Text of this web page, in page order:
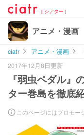
[ シアター ]
アニメ・漫画
ciatr アニメ・漫画
2017年12月8日更新
『弱虫ペダル』
ター巻島を徹底
このページにはプロモー